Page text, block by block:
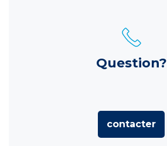
Question?
contacter